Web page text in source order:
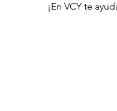
¡En VCY te